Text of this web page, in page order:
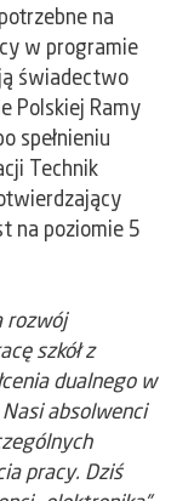
na
w programie
świadectwo
Polskiej Ramy
spełnieniu
Technik
na poziomie 5
rozwój
szkół z
dualnego w
absolwenci
pracy. Dziś